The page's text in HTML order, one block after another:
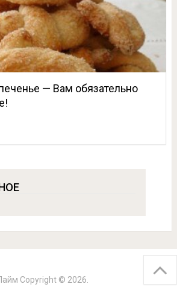
— Вам обязательно
Copyright © 2026.